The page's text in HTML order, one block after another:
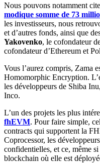
Nous pouvons notamment
modique somme de 73
les investisseurs, nous
et d’autres fonds, ainsi que
Yakovenko, le cofondateur
cofondateur d’Ethereum et
Vous l’aurez compris, Zama
Homomorphic Encryption.
les développeurs de Shiba
Inco.
L’un des projets les plus
fhEVM. Pour faire simple,
contracts qui supportent la
Coprocessor, les
confidentielles, et ce, même
blockchain où elle est